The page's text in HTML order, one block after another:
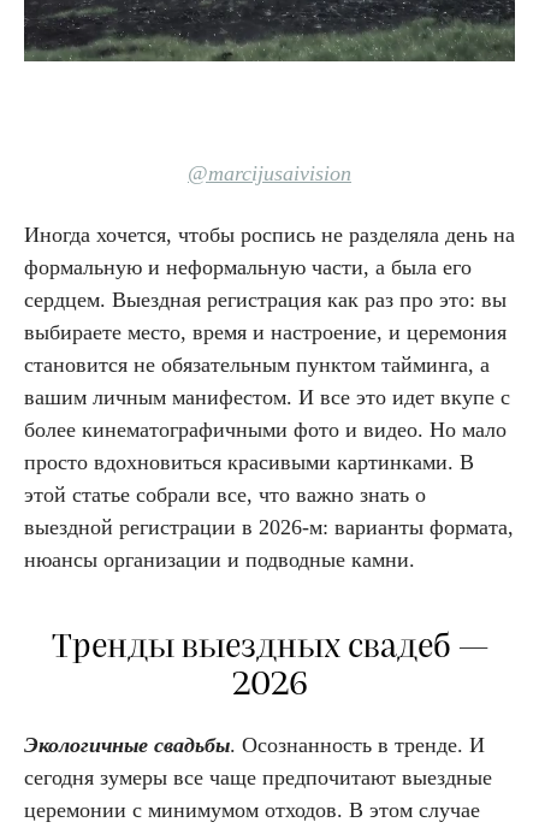
@marcijusaivision
Иногда хочется, чтобы роспись не разделяла день на
формальную и неформальную части, а была его
сердцем. Выездная регистрация как раз про это: вы
выбираете место, время и настроение, и церемония
становится не обязательным пунктом тайминга, а
вашим личным манифестом. И все это идет вкупе с
более кинематографичными фото и видео. Но мало
просто вдохновиться красивыми картинками. В
этой статье собрали все, что важно знать о
выездной регистрации в 2026-м: варианты формата,
нюансы организации и подводные камни.
Тренды выездных свадеб —
2026
Экологичные свадьбы. Осознанность в тренде. И
сегодня зумеры все чаще предпочитают выездные
церемонии с минимумом отходов. В этом случае